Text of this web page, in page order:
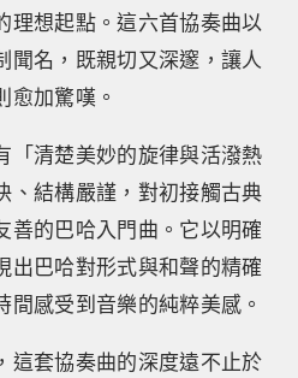
理想起點。這六首協奏曲以
聞名，既親切又深邃，讓人
愈加驚嘆。
「清楚美妙的旋律與活潑熱
、結構嚴謹，對初接觸古典
善的巴哈入門曲。它以明確
出巴哈對形式與和聲的精確
間感受到音樂的純粹美感。
這套協奏曲的深度遠不止於